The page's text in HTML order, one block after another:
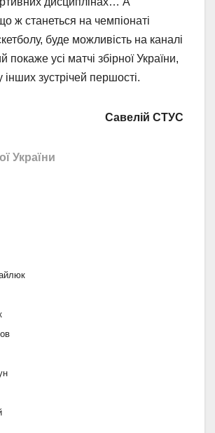
ж станеться на чемпіонаті
буде можливість на каналі
покаже усі матчі збірної України,
інших зустрічей першості.
Савелій СТУС
України